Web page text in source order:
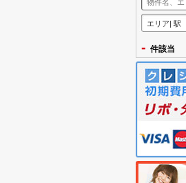
エリア| 駅
- 件該当